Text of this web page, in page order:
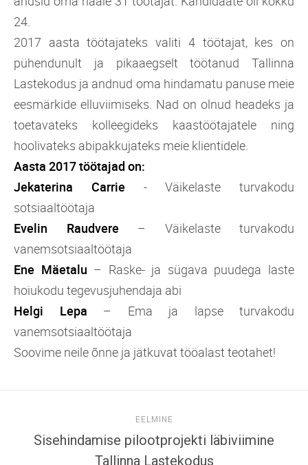
24.
2017 aasta töötajateks valiti 4 töötajat, kes on
pühendunult ja pikaaegselt töötanud Tallinna
Lastekodus ja andnud oma hindamatu panuse meie
eesmärkide elluviimiseks. Nad on olnud headeks ja
toetavateks kolleegideks kaastöötajatele ning
hoolivateks abipakkujateks meie klientidele.
Aasta 2017 töötajad on:
Jekaterina Carrie - Väikelaste turvakodu
sotsiaaltöötaja
Evelin Raudvere – Väikelaste turvakodu
vanemsotsiaaltöötaja
Ene Mäetalu – Raske- ja sügava puudega laste
hoiukodu tegevusjuhendaja abi
Helgi Lepa – Ema ja lapse turvakodu
vanemsotsiaaltöötaja
Soovime neile õnne ja jätkuvat tööalast teotahet!
EELMINE
Sisehindamise pilootprojekti läbiviimine
Tallinna Lastekodus